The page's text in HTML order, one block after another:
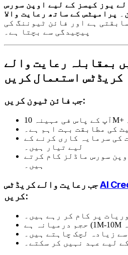
یوز کیسز کے لیے اوپن سورس
ہے اور فائن ٹیوننگ کی
پیچیدگی سے بچتا ہے۔
بمقابلہ رعایت والے
کریڈٹس استعمال کریں
جب فائن ٹیون کریں:
کی مطابقت بہت اہم ہے۔
کی سرمایہ کاری کرنے کے
لیے تیار ہیں۔
سورس ماڈلز کام کرتے
ہیں۔
جب رعایت والے کریڈٹسAI
کریں:
پر کام کر رہے ہیں۔
زیادہ لچک چاہتے ہیں۔
لیے عہد نہیں کر سکتے۔